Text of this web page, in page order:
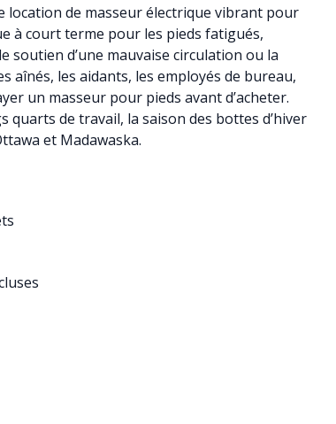
location de masseur électrique vibrant pour
à court terme pour les pieds fatigués,
soutien d’une mauvaise circulation ou la
aînés, les aidants, les employés de bureau,
un masseur pour pieds avant d’acheter.
quarts de travail, la saison des bottes d’hiver
et Madawaska.